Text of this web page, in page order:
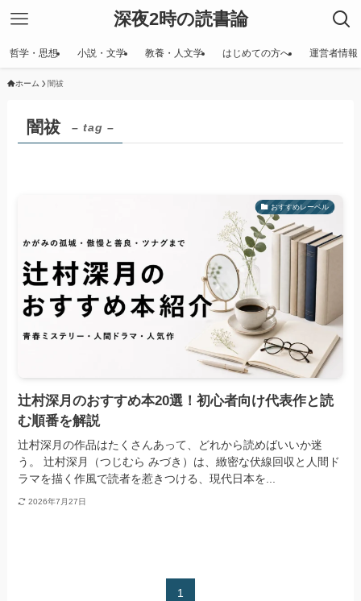
深夜2時の読書論
哲学・思想 小説・文学 教養・人文学 はじめての方へ 運営者情報
ホーム 闇祓
闇祓 – tag –
おすすめレーベル
辻村深月のおすすめ本20選！初心者向け代表作と読
む順番を解説
辻村深月の作品はたくさんあって、どれから読めばいいか迷
う。 辻村深月（つじむら みづき）は、緻密な伏線回収と人間ド
ラマを描く作風で読者を惹きつける、現代日本を...
2026年7月27日
1